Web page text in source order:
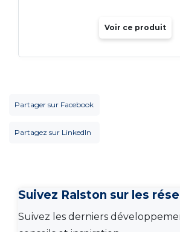
Voir ce produit
Partager sur Facebook
Partagez sur LinkedIn
Suivez Ralston sur les
Suivez les derniers